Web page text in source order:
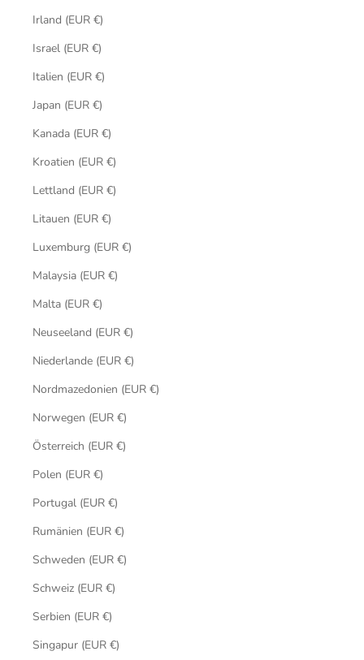
Irland (EUR €)
Israel (EUR €)
Italien (EUR €)
Japan (EUR €)
Kanada (EUR €)
Kroatien (EUR €)
Lettland (EUR €)
Litauen (EUR €)
Luxemburg (EUR €)
Malaysia (EUR €)
Malta (EUR €)
Neuseeland (EUR €)
Niederlande (EUR €)
Nordmazedonien (EUR €)
Norwegen (EUR €)
Österreich (EUR €)
Polen (EUR €)
Portugal (EUR €)
Rumänien (EUR €)
Schweden (EUR €)
Schweiz (EUR €)
Serbien (EUR €)
Singapur (EUR €)